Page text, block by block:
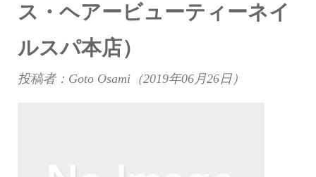
ス・ヘアービューティーネイ
ルスパ本店）
投稿者：Goto Osami（2019年06月26日 ）